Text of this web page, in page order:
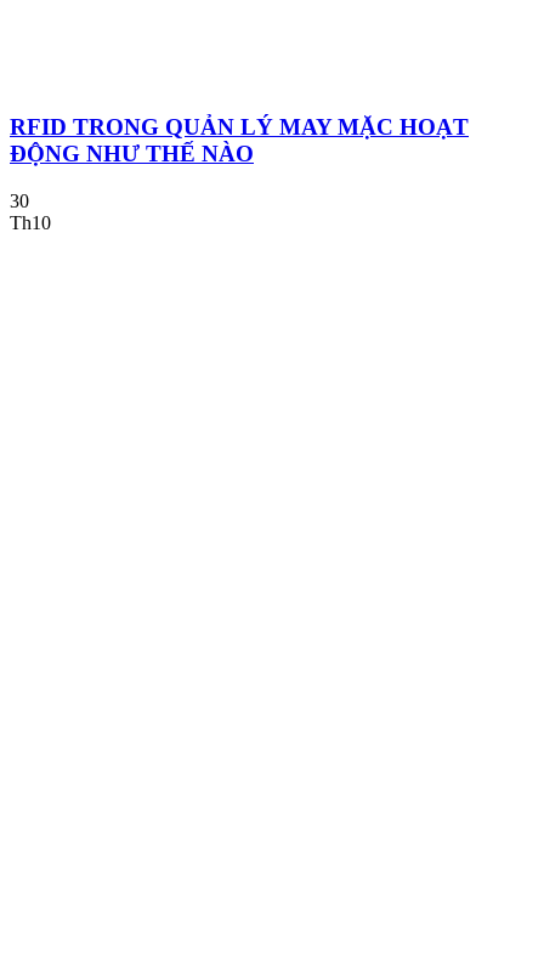
RFID TRONG QUẢN LÝ MAY MẶC HOẠT
ĐỘNG NHƯ THẾ NÀO
30
Th10